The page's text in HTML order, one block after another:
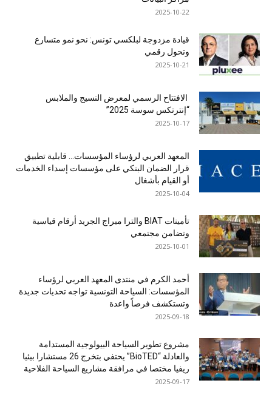
2025-10-22
قيادة مزدوجة لبلكسي تونس: نحو نمو متسارع
وتحول رقمي
2025-10-21
الافتتاح الرسمي لمعرض النسيج والملابس
“إنترتكس سوسة 2025”
2025-10-17
المعهد العربي لرؤساء المؤسسات… قابلية تطبيق
قرار الضمان البنكي على مؤسسات إسداء الخدمات
أو القيام بأشغال
2025-10-04
تأمينات BIAT والترا ميراج الجريد أرقام قياسية
وتضامن مجتمعي
2025-10-01
أحمد الكرم في منتدى المعهد العربي لرؤساء
المؤسسات: السياحة التونسية تواجه تحديات جديدة
وتستكشف فرصاً واعدة
2025-09-18
مشروع تطوير السياحة البيولوجية المستدامة
والعادلة “BioTED” يحتفي بتخرج 26 مستشارا بيئيا
ريفيا مختصا في مرافقة مشاريع السياحة الفلاحية
2025-09-17